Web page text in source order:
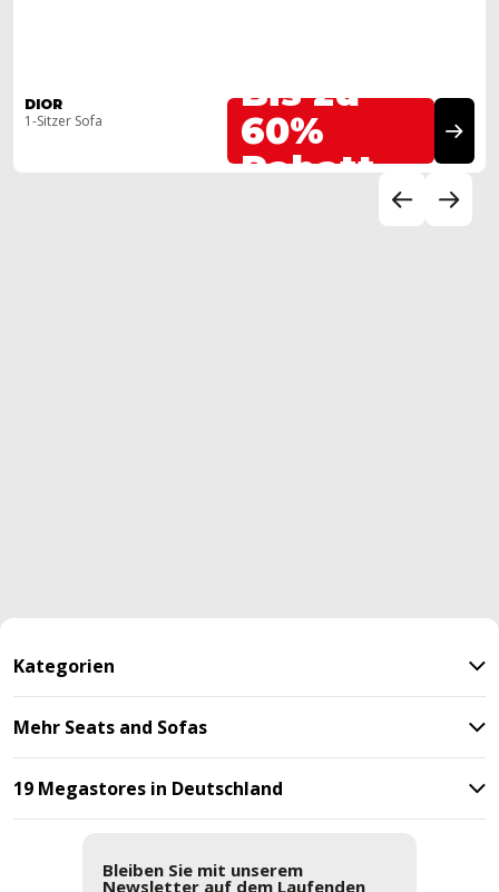
DIOR
1-Sitzer Sofa
Bis zu
60%
Rabatt
Kategorien
Mehr Seats and Sofas
19 Megastores in Deutschland
Bleiben Sie mit unserem
Newsletter auf dem Laufenden